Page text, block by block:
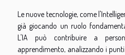
Le nuove tecnologie, come
già giocando un ruolo
L'IA può contribuire a
apprendimento, analizzando i